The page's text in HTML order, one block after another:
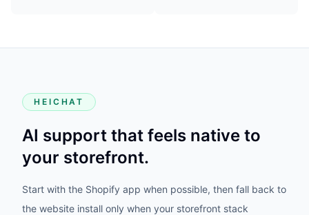
HEICHAT
AI support that feels native to
your storefront.
Start with the Shopify app when possible, then fall back to
the website install only when your storefront stack